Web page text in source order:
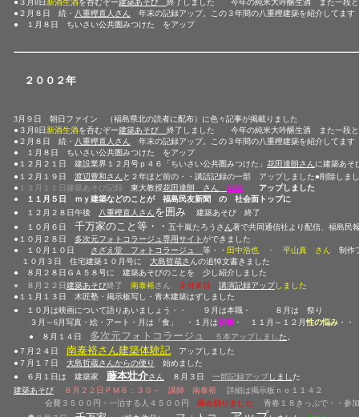
●３月8日新酒生酒を呑むぞー建築あそび 終了しました 今年の純米大吟醸生酒 また一段と
●２月８日 続・ 八重樫直人さん 年末の記録アップ。この３年間の八重樫建築を紹介してます
● １月８日 ちいさい公共圏みつけた をアップ
２００２年
3月９日 朝日ファイン （福島県北の読者に配布） に色々記事が掲載りました
●３月8日新酒生酒を呑むぞー建築あそび 終了しました 今年の純米大吟醸生酒 また一段と
●２月８日 続・ 八重樫直人さん 年末の記録アップ。この３年間の八重樫建築を紹介してます
● １月８日 ちいさい公共圏みつけた をアップ
● １２月２１日 建設業界１２月号ｐ４６ 「ちいさい公共圏みつけた」 花田達朗さん に建築あそ
●１２月１９日 渡辺豊和さん と２年ほど前の ・・講話記録の一部 アップしました●削除しま
● １２月１１日建築あそび記録 東大教授花田達朗 さん 続編 アップしました
● １１月５日 ｍｙ建築などのことが 福島民友新聞 の 社会面トップに
● １２月２８日午後
八重樫直人さん を囲み
建築あそび 終了
● １０月６日 千万家のこと等・・ 五十嵐たろうさ ん 著で共同通信社より配信、 福島民
●１０月２８日 多次元フォトコラージュ専用サイトができました
● １０月１０日 さざえ堂 フォトコラージュ 等・・ 田中浩也 ・ 平山真 さん 制作
１０月３日 住宅建築１０月号に 大島哲蔵さ んの追悼文書きました
● ８月２８日ＧＡ５８号に 建築あそびのことを 少し紹介しました
● ８月２２日 建築あそび終了 南泰裕さん ９月８日 講演記録アップしました
●１１月１３日 木匠塾・掲示板写し・青木建築はずしました
● １０月は映画について語りあいましょう・・ ９月は本職・ ８月は
３月～6月写真・絵・アート・月は「食」 ・１月は家族 ・ １１月～１２月性の悩み ・
● ８月１４日 多次元フォトコラージュ ５本アップしまし た
●７月２４日 南泰裕さん建築体験記 アップしました
●７月１７日 大島哲蔵さんからの便り
始めました
● ６月１日は 建築家 藤本壮介さん ８月３日 一部記録アップしまし た
建築あそび
８月２２日ＰＭ６：３０～ 講師 南泰裕
詳細は掲示板ｎｏ１１４２
会費３５００円・一泊する人４５００円
締め切りました 青春１８きっぷで・・参